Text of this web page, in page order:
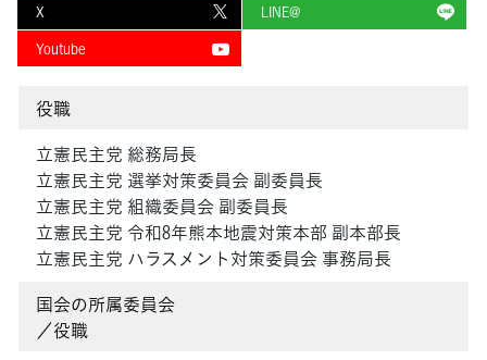
X
LINE@
Youtube
役職
立憲民主党 総務局長
立憲民主党 選挙対策委員会 副委員長
立憲民主党 組織委員会 副委員長
立憲民主党 令和8年熊本地震対策本部 副本部長
立憲民主党 ハラスメント対策委員会 事務局長
国会の所属委員会
／役職